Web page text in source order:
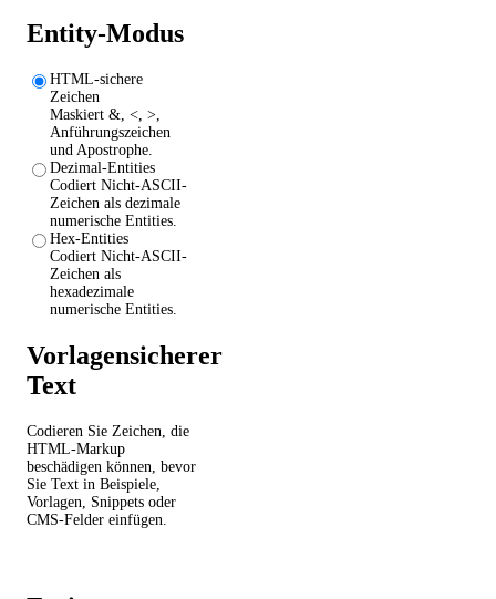
Entity-Modus
HTML-sichere
Zeichen
Maskiert &, <, >,
Anführungszeichen
und Apostrophe.
Dezimal-Entities
Codiert Nicht-ASCII-
Zeichen als dezimale
numerische Entities.
Hex-Entities
Codiert Nicht-ASCII-
Zeichen als
hexadezimale
numerische Entities.
Vorlagensicherer
Text
Codieren Sie Zeichen, die
HTML-Markup
beschädigen können, bevor
Sie Text in Beispiele,
Vorlagen, Snippets oder
CMS-Felder einfügen.